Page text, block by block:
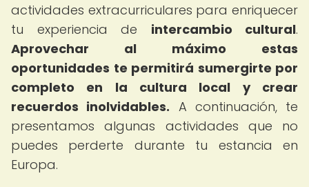
actividades extracurriculares para enriquecer
tu experiencia de intercambio cultural.
Aprovechar al máximo estas
oportunidades te permitirá sumergirte por
completo en la cultura local y crear
recuerdos inolvidables. A continuación, te
presentamos algunas actividades que no
puedes perderte durante tu estancia en
Europa.